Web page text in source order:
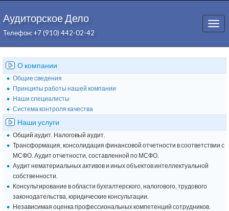
Аудиторское Дело
Телефон: +7 (910) 442-02-42
О компании
Общие сведения
Принципы работы нашей компании
Наши специалисты
Система контроля качества
Наши услуги
Общий аудит. Налоговый аудит.
Трансформация, консолидация финансовой отчетности в соответствии с
МСФО. Аудит отчетности, составленной по МСФО.
Аудит нематериальных активов и иных объектов интеллектуальной
собственности.
Консультирование в области бухгалтерского, налогового, трудового
законодательства, юридические консультации.
Независимая оценка профессиональных компетенций сотрудников.